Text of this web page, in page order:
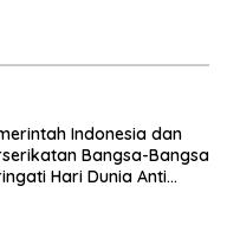
Ketenagakerjaan Baru.
Indonesia dan
Bangsa-Bangsa
Hari Dunia Anti